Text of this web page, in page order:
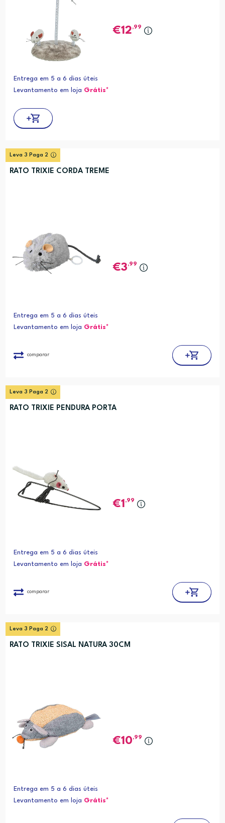
12,99
Entrega em 5 a 6 dias úteis
Levantamento em loja Grátis*
Leva 3 Paga 2
RATO TRIXIE CORDA TREME
3,99
Entrega em 5 a 6 dias úteis
Levantamento em loja Grátis*
comparar
Leva 3 Paga 2
RATO TRIXIE PENDURA PORTA
1 ,99
Entrega em 5 a 6 dias úteis
Levantamento em loja Grátis*
comparar
Leva 3 Paga 2
RATO TRIXIE SISAL NATURA 30CM
10,99
Entrega em 5 a 6 dias úteis
Levantamento em loja Grátis*